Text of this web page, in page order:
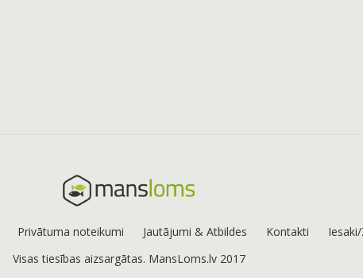
Privātuma noteikumi Jautājumi & Atbildes Kontakti
Visas tiesības aizsargātas. MansLoms.lv 2017